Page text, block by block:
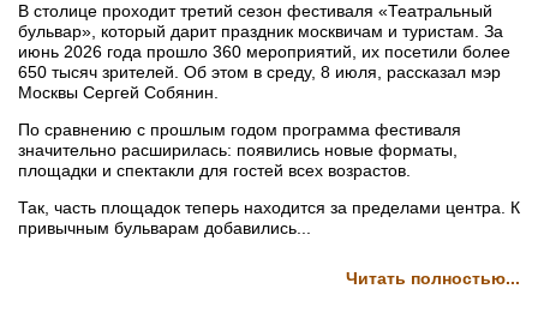
В столице проходит третий сезон фестиваля «Театральный
бульвар», который дарит праздник москвичам и туристам. За
июнь 2026 года прошло 360 мероприятий, их посетили более
650 тысяч зрителей. Об этом в среду, 8 июля, рассказал мэр
Москвы Сергей Собянин.
По сравнению с прошлым годом программа фестиваля
значительно расширилась: появились новые форматы,
площадки и спектакли для гостей всех возрастов.
Так, часть площадок теперь находится за пределами центра. К
привычным бульварам добавились...
Читать полностью...